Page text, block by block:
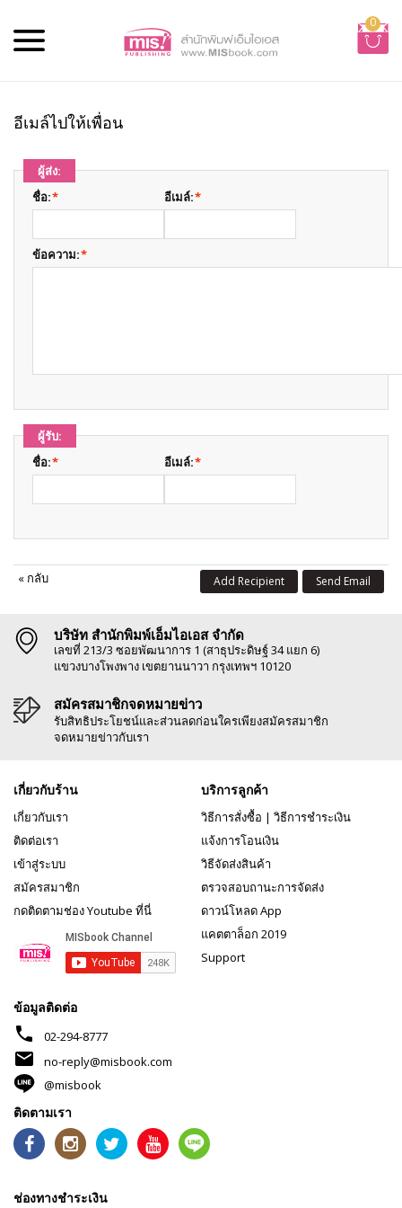
0
อีเมล์ไปให้เพื่อน
ผู้ส่ง:
*
ชื่อ: *
อีเมล์:
*
ข้อความ:
ผู้รับ:
*
ชื่อ: *
อีเมล์:
« กลับ Send Email
Add Recipient
บริษัท สำนักพิมพ์เอ็มไอเอส จำกัด
เลขที่ 213/3 ซอยพัฒนาการ 1 (สาธุประดิษฐ์ 34 แยก 6)
แขวงบางโพงพาง เขตยานนาวา กรุงเทพฯ 10120
สมัครสมาชิกจดหมายข่าว
รับสิทธิประโยชน์และส่วนลดก่อนใครเพียงสมัครสมาชิก
จดหมายข่าวกับเรา
เกี่ยวกับร้าน
เกี่ยวกับเรา
ติดต่อเรา
เข้าสู่ระบบ
สมัครสมาชิก
กดติดตามช่อง Youtube ที่นี่
บริการลูกค้า
วิธีการสั่งซื้อ | วิธีการชำระเงิน
แจ้งการโอนเงิน
วิธีจัดส่งสินค้า
ตรวจสอบถานะการจัดส่ง
ดาวน์โหลด App
แคตตาล็อก 2019
Support
ข้อมูลติดต่อ
phone 02-294-8777
mail
no-reply@misbook.com
@misbook
ติดตามเรา
ช่องทางชำระเงิน